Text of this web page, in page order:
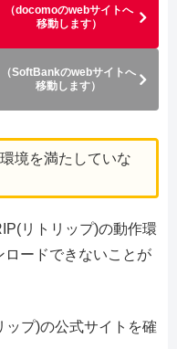
（docomoのwebサイトへ
移動します）
（SoftBankのwebサイトへ
移動します）
境を満たしていな
リトリップ)の動作環
ードできないことが
プ)の公式サイトを確